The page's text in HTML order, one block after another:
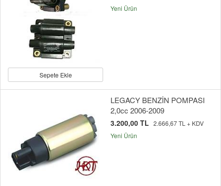
Sepete Ekle
Yeni Ürün
LEGACY BENZİN POMPASI
2,0cc 2006-2009
3.200,00 TL 2.666,67 TL + KDV
Yeni Ürün